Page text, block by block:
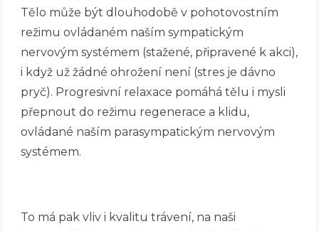
Tělo může být dlouhodobě v pohotovostním
režimu ovládaném naším sympatickým
nervovým systémem (stažené, připravené k akci),
i když už žádné ohrožení není (stres je dávno
pryč). Progresivní relaxace pomáhá tělu i mysli
přepnout do režimu regenerace a klidu,
ovládané naším parasympatickým nervovým
systémem.
To má pak vliv i kvalitu trávení, na naši